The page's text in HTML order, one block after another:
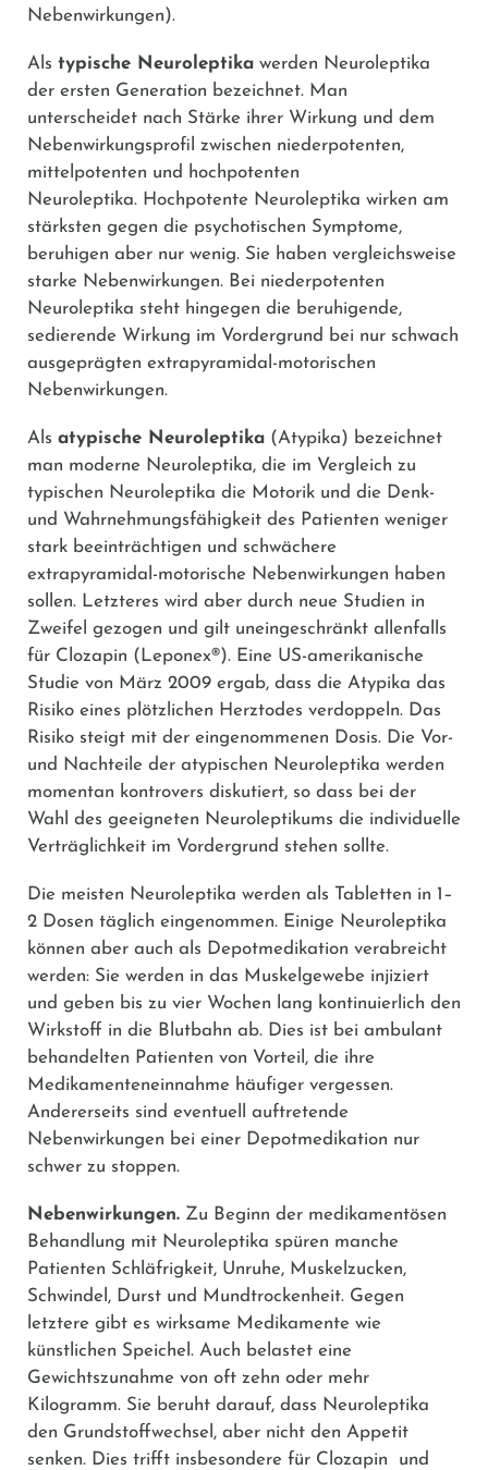
Nebenwirkungen).
Als typische Neuroleptika werden Neuroleptika
der ersten Generation bezeichnet. Man
unterscheidet nach Stärke ihrer Wirkung und dem
Nebenwirkungsprofil zwischen niederpotenten,
mittelpotenten und hochpotenten
Neuroleptika. Hochpotente Neuroleptika wirken am
stärksten gegen die psychotischen Symptome,
beruhigen aber nur wenig. Sie haben vergleichsweise
starke Nebenwirkungen. Bei niederpotenten
Neuroleptika steht hingegen die beruhigende,
sedierende Wirkung im Vordergrund bei nur schwach
ausgeprägten extrapyramidal-motorischen
Nebenwirkungen.
Als atypische Neuroleptika (Atypika) bezeichnet
man moderne Neuroleptika, die im Vergleich zu
typischen Neuroleptika die Motorik und die Denk-
und Wahrnehmungsfähigkeit des Patienten weniger
stark beeinträchtigen und schwächere
extrapyramidal-motorische Nebenwirkungen haben
sollen. Letzteres wird aber durch neue Studien in
Zweifel gezogen und gilt uneingeschränkt allenfalls
für Clozapin ( Leponex®). Eine US-amerikanische
Studie von März 2009 ergab, dass die Atypika das
Risiko eines plötzlichen Herztodes verdoppeln. Das
Risiko steigt mit der eingenommenen Dosis. Die Vor-
und Nachteile der atypischen Neuroleptika werden
momentan kontrovers diskutiert, so dass bei der
Wahl des geeigneten Neuroleptikums die individuelle
Verträglichkeit im Vordergrund stehen sollte.
Die meisten Neuroleptika werden als Tabletten in 1–
2 Dosen täglich eingenommen. Einige Neuroleptika
können aber auch als Depotmedikation verabreicht
werden: Sie werden in das Muskelgewebe injiziert
und geben bis zu vier Wochen lang kontinuierlich den
Wirkstoff in die Blutbahn ab. Dies ist bei ambulant
behandelten Patienten von Vorteil, die ihre
Medikamenteneinnahme häufiger vergessen.
Andererseits sind eventuell auftretende
Nebenwirkungen bei einer Depotmedikation nur
schwer zu stoppen.
Nebenwirkungen. Zu Beginn der medikamentösen
Behandlung mit Neuroleptika spüren manche
Patienten Schläfrigkeit, Unruhe, Muskelzucken,
Schwindel, Durst und Mundtrockenheit. Gegen
letztere gibt es wirksame Medikamente wie
künstlichen Speichel. Auch belastet eine
Gewichtszunahme von oft zehn oder mehr
Kilogramm. Sie beruht darauf, dass Neuroleptika
den Grundstoffwechsel, aber nicht den Appetit
senken. Dies trifft insbesondere für Clozapin und